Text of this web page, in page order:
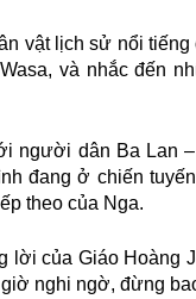
vật lịch sử nổi
và nhắc đến
người dân Ba Lan
đang ở chiến
theo của Nga.
lời của Giáo Hoàng
nghi ngờ, đừng